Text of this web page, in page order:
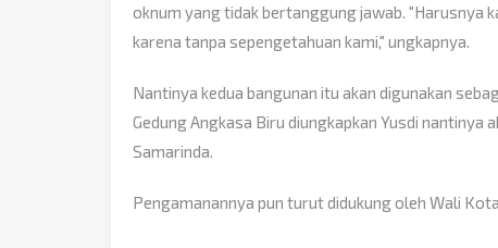
oknum yang tidak bertanggung jawab. "Harusnya
karena tanpa sepengetahuan kami," ungkapnya.
Nantinya kedua bangunan itu akan digunakan
Gedung Angkasa Biru diungkapkan Yusdi
Samarinda.
Pengamanannya pun turut didukung oleh Wali